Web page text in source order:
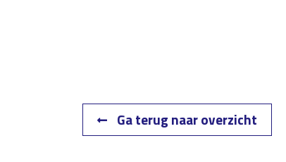
Ga terug naar overzicht